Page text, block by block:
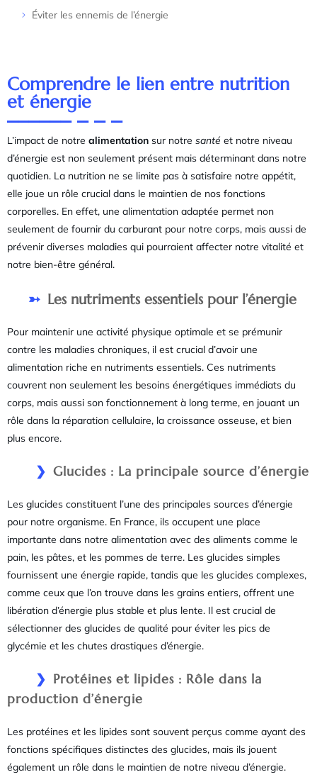
Éviter les ennemis de l’énergie
Comprendre le lien entre nutrition
et énergie
L’impact de notre alimentation sur notre santé et notre niveau
d’énergie est non seulement présent mais déterminant dans notre
quotidien. La nutrition ne se limite pas à satisfaire notre appétit,
elle joue un rôle crucial dans le maintien de nos fonctions
corporelles. En effet, une alimentation adaptée permet non
seulement de fournir du carburant pour notre corps, mais aussi de
prévenir diverses maladies qui pourraient affecter notre vitalité et
notre bien-être général.
Les nutriments essentiels pour l’énergie
Pour maintenir une activité physique optimale et se prémunir
contre les maladies chroniques, il est crucial d’avoir une
alimentation riche en nutriments essentiels. Ces nutriments
couvrent non seulement les besoins énergétiques immédiats du
corps, mais aussi son fonctionnement à long terme, en jouant un
rôle dans la réparation cellulaire, la croissance osseuse, et bien
plus encore.
Glucides : La principale source d’énergie
Les glucides constituent l’une des principales sources d’énergie
pour notre organisme. En France, ils occupent une place
importante dans notre alimentation avec des aliments comme le
pain, les pâtes, et les pommes de terre. Les glucides simples
fournissent une énergie rapide, tandis que les glucides complexes,
comme ceux que l’on trouve dans les grains entiers, offrent une
libération d’énergie plus stable et plus lente. Il est crucial de
sélectionner des glucides de qualité pour éviter les pics de
glycémie et les chutes drastiques d’énergie.
Protéines et lipides : Rôle dans la
production d’énergie
Les protéines et les lipides sont souvent perçus comme ayant des
fonctions spécifiques distinctes des glucides, mais ils jouent
également un rôle dans le maintien de notre niveau d’énergie.